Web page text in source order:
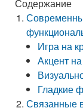
Содержание
Игра на
Акцент
Гладкие
Связанные